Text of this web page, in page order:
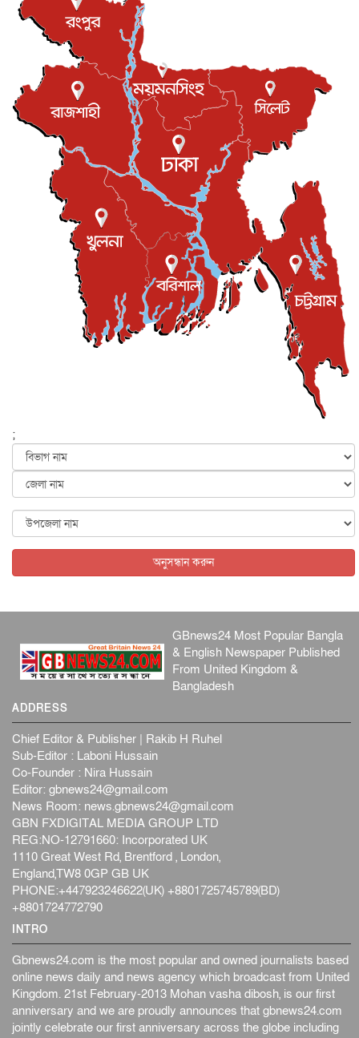
টি-টোয়েন্টি ইতিহাসের সর্বোচ্চ রানের মালিক এখন জস বাটলার
বস্তিতে কেটেছে শৈশব, আজ মুম্বাইয়ে দুই বাড়ির মালিক
বিনোদন ৬ আগস্ট, ২০২৬
যুক্তরাজ্যে বসবাসরত জাতীয়তাবাদী কুলাউড়াবাসীর মত বিনিময়
সভা...
ইউকে কমিউনিটি ৫ আগস্ট, ২০২৬
প্রধানমন্ত্রীকে সৌদি আরব সফরের আমন্ত্রণ
জাতীয় ৫ আগস্ট, ২০২৬
জুলাই গণ-অভ্যুত্থান দিবস আজ, স্মরণে দেশজুড়ে কর্মসূচি
জাতীয় ৫ আগস্ট, ২০২৬
জনগণ পরিবর্তন চেয়েছে বলেই জুলাই আন্দোলন সফল :
৫ আগস্ট, ২০২৬
বেনজীর আহমেদের সঙ্গে পরীমনির ঘনিষ্ঠ সম্পর্ক ছিল : নাসির
মাহম...
জাতীয় ৫ আগস্ট, ২০২৬
হরমুজ নিয়ে ইরান-মার্কিন চুক্তি হতে পারে আজ : মার্কিন অর্থমন...
৫ আগস্ট, ২০২৬
পৃথিবীর দিকে আসছে বিধ্বংসী বস্তু, পারমাণবিক বোমা দিয়ে করা
আন্তর্জাতিক ৫ আগস্ট, ২০২৬
কেনিয়ায় ১৫ হাতির রহস্যজনক মৃত্যু, সন্দেহের মুখে কীটনাশকের
আন্তর্জাতিক ৫ আগস্ট, ২০২৬
;
অনুসন্ধান করুন
GBnews24 Most Popular Bangla
& English Newspaper Published
From United Kingdom &
Bangladesh
ADDRESS
Chief Editor & Publisher | Rakib H Ruhel
Sub-Editor : Laboni Hussain
Co-Founder : Nira Hussain
Editor: gbnews24@gmail.com
News Room: news.gbnews24@gmail.com
GBN FXDIGITAL MEDIA GROUP LTD
REG:NO-12791660: Incorporated UK
1110 Great West Rd, Brentford , London,
England,TW8 0GP GB UK
PHONE:+447923246622(UK) +8801725745789(BD)
+8801724772790
INTRO
Gbnews24.com is the most popular and owned journalists based
online news daily and news agency which broadcast from United
Kingdom. 21st February-2013 Mohan vasha dibosh, is our first
anniversary and we are proudly announces that gbnews24.com
jointly celebrate our first anniversary across the globe including